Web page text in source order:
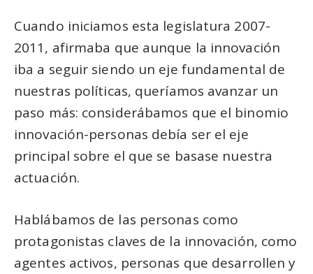
Cuando iniciamos esta legislatura 2007-
2011, afirmaba que aunque la innovación
iba a seguir siendo un eje fundamental de
nuestras políticas, queríamos avanzar un
paso más: considerábamos que el binomio
innovación-personas debía ser el eje
principal sobre el que se basase nuestra
actuación.
Hablábamos de las personas como
protagonistas claves de la innovación, como
agentes activos, personas que desarrollen y